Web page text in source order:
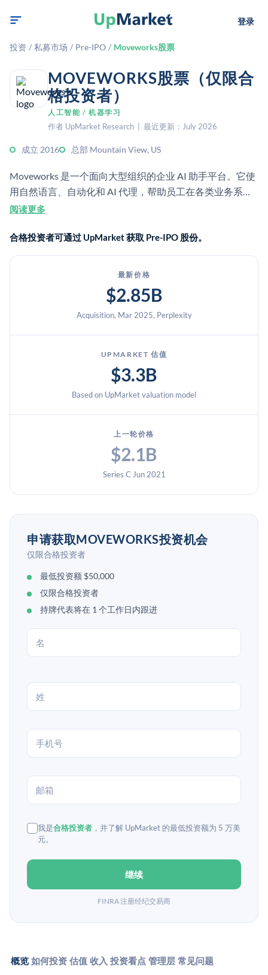
登录
投资 / 私募市场 / Pre-IPO / Moveworks股票
MOVEWORKS股票（仅限合
格投资者）
人工智能 / 机器学习
作者 UpMarket Research | 最近更新：July 2026
成立 2016 总部 Mountain View, US
Moveworks 是一个面向大型组织的企业 AI 助手平台。它使
用自然语言、自动化和 AI 代理，帮助员工在各类业务系统
中查找答案并完成工作任务。
阅读更多
合格投资者可通过 UpMarket 获取 Pre-IPO 股份。
最新价格
$2.85B
Acquisition, Mar 2025, Perplexity
UPMARKET 估值
$3.3B
Based on UpMarket valuation model
上一轮价格
$2.1B
Series C Jun 2021
申请获取MOVEWORKS投资机会
仅限合格投资者
最低投资额 $50,000
仅限合格投资者
持牌代表将在 1 个工作日内跟进
我是合格投资者 ，并了解 UpMarket 的最低投资额为 5 万美
元。
继续
FINRA 注册经纪交易商
概览 如何投资 估值 收入 投资看点 管理层 常见问题